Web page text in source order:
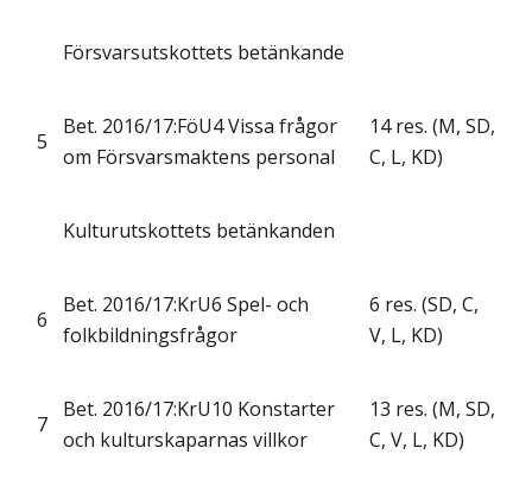
Försvarsutskottets betänkande
5
Bet. 2016/17:FöU4 Vissa frågor
om Försvarsmaktens personal
14 res. (M, SD,
C, L, KD)
Kulturutskottets betänkanden
6
Bet. 2016/17:KrU6 Spel- och
folkbildningsfrågor
6 res. (SD, C,
V, L, KD)
7
Bet. 2016/17:KrU10 Konstarter
och kulturskaparnas villkor
13 res. (M, SD,
C, V, L, KD)